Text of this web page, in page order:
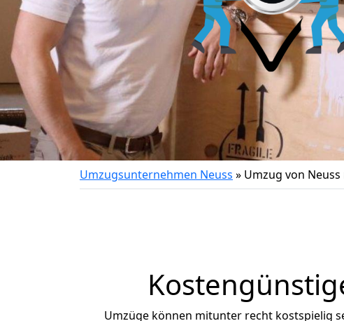
Umzugsunternehmen Neuss » Umzug von
Umzüge können mitunter recht kostspielig